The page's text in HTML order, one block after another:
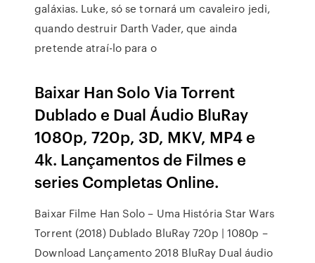
galáxias. Luke, só se tornará um cavaleiro jedi,
quando destruir Darth Vader, que ainda
pretende atraí-lo para o
Baixar Han Solo Via Torrent
Dublado e Dual Áudio BluRay
1080p, 720p, 3D, MKV, MP4 e
4k. Lançamentos de Filmes e
series Completas Online.
Baixar Filme Han Solo – Uma História Star Wars
Torrent (2018) Dublado BluRay 720p | 1080p –
Download Lançamento 2018 BluRay Dual áudio